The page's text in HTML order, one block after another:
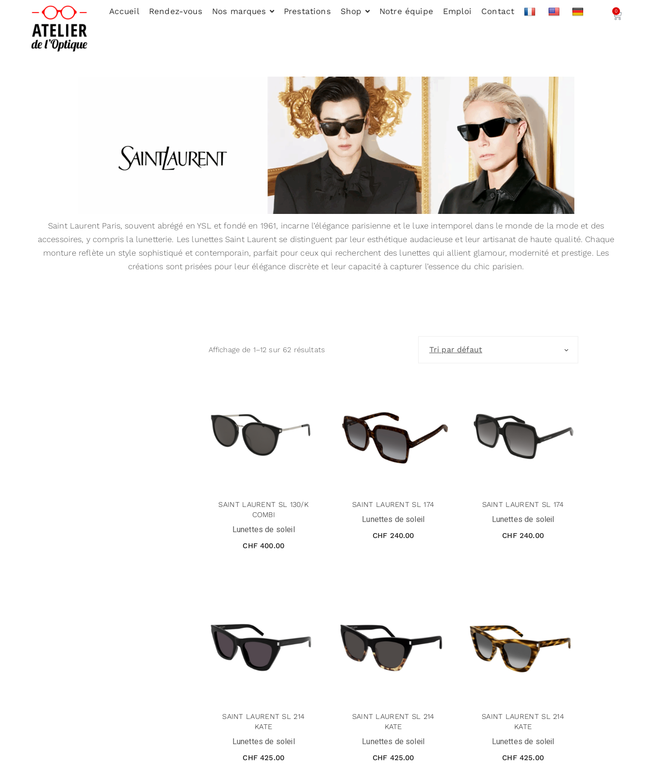
Accueil Rendez-vous Nos marques Prestations Shop Notre équipe Emploi Contact 0
Saint Laurent Paris, souvent abrégé en YSL et fondé en 1961, incarne l’élégance parisienne et le luxe intemporel dans le monde de la mode et des
accessoires, y compris la lunetterie. Les lunettes Saint Laurent se distinguent par leur esthétique audacieuse et leur artisanat de haute qualité. Chaque
monture reflète un style sophistiqué et contemporain, parfait pour ceux qui recherchent des lunettes qui allient glamour, modernité et prestige. Les
créations sont prisées pour leur élégance discrète et leur capacité à capturer l’essence du chic parisien.
Affichage de 1–12 sur 62 résultats Tri par défaut
SAINT LAURENT SL 130/K
COMBI
Lunettes de soleil
CHF400.00
SAINT LAURENT SL 174
Lunettes de soleil
CHF 240.00
SAINT LAURENT SL 174
Lunettes de soleil
CHF240.00
SAINT LAURENT SL 214
KATE
Lunettes de soleil
CHF425.00
SAINT LAURENT SL 214
KATE
Lunettes de soleil
CHF 425.00
SAINT LAURENT SL 214
KATE
Lunettes de soleil
CHF425.00